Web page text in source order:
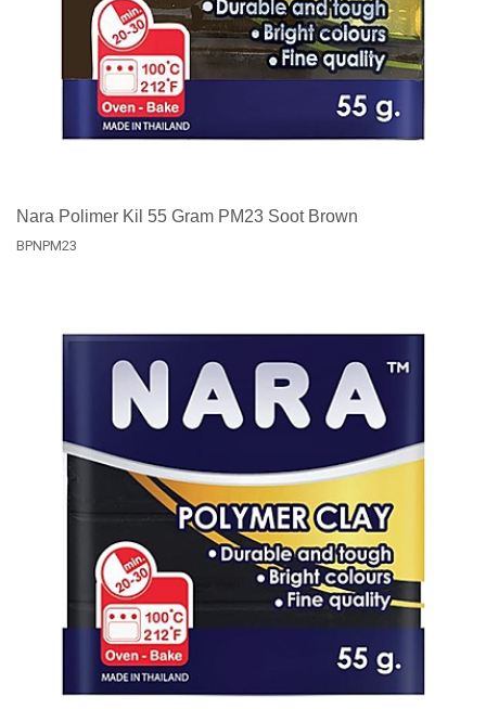
Nara Polimer Kil 55 Gram PM23 Soot Brown
BPNPM23